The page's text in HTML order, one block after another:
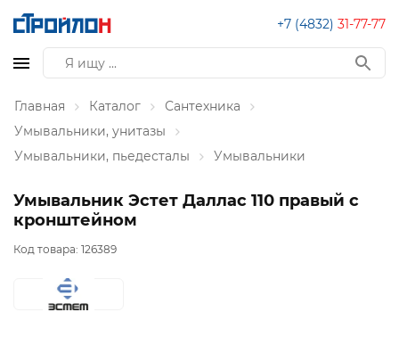
+7 (4832) 31-77-77
Главная Каталог
Сантехника
Умывальники, унитазы
Умывальники, пьедесталы
Умывальники
Умывальник Эстет Даллас 110 правый с
кронштейном
Код товара: 126389